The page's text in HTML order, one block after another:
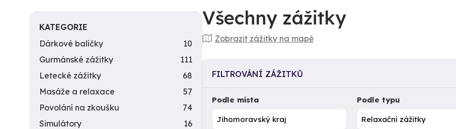
Všechny zážitky
Zobrazit zážitky na mapě
FILTROVÁNÍ ZÁŽITKŮ
Podle místa Podle typu
KATEGORIE
Dárkové balíčky
10
Gurmánské zážitky
111
Letecké zážitky
68
Masáže a relaxace
57
Povolání na zkoušku
74
Simulátory
16